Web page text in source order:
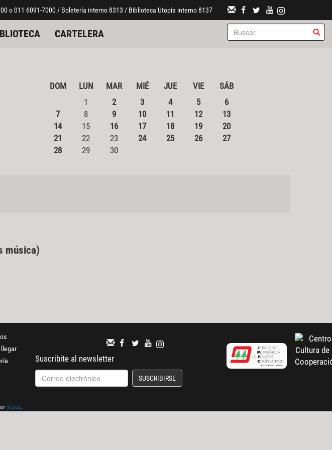
o 011 6091-7000 / Boletería interno 8313 / Biblioteca Utopía interno 8137
CARTELERA
DOM LUN MAR MIÉ JUE VIE
SÁB
1
2 3 4 5
6
7
8 9 10 11 12
13
14
15 16 17 18 19
20
21
22 23 24 25 26
27
28
29 30
música)
Suscribite al newsletter
SUSCRIBIRSE
gcoop